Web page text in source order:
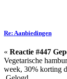
Re: Aanbiedingen
« Reactie #447
Vegetarische
week, 30% korting